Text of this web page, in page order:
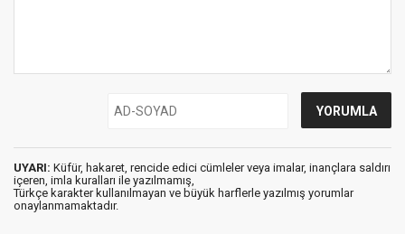
UYARI: Küfür, hakaret, rencide edici cümleler veya imalar, inançlara saldırı
içeren, imla kuralları ile yazılmamış,
Türkçe karakter kullanılmayan ve büyük harflerle yazılmış yorumlar
onaylanmamaktadır.